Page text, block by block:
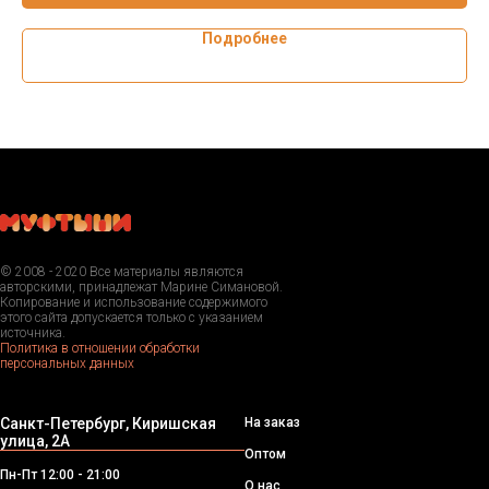
Подробнее
© 2008 - 2020 Все материалы являются
авторскими, принадлежат Марине Симановой.
Копирование и использование содержимого
этого сайта допускается только с указанием
источника.
Политика в отношении обработки
персональных данных
Санкт-Петербург, Киришская
улица, 2А
Пн-Пт 12:00 - 21:00
На заказ
Оптом